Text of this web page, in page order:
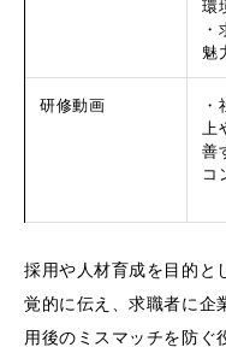
環
魅
研修動画
善
コ
採用や人材育成を目的と
覚的に伝え、求職者に企
用後のミスマッチを防ぐ